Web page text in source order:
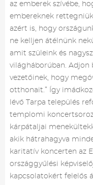
az emberek szívébe,
embereknek
azért is, hogy
ne kelljen átélnünk
amit szüleink és
világháborúban. Adjon
vezetőinek, hogy
otthonait.” Így
lévő Tarpa település
templomi
kárpátaljai
akik hátrahagyva
karitatív koncerten az
országgyűlési
kapcsolatokért felelős